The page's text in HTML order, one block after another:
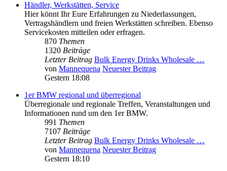
Händler, Werkstätten, Service
Hier könnt Ihr Eure Erfahrungen zu Niederlassungen,
Vertragshändlern und freien Werkstätten schreiben. Ebenso
Servicekosten mitteilen oder erfragen.
870 Themen
1320 Beiträge
Letzter Beitrag Bulk Energy Drinks Wholesale …
von Mannequena Neuester Beitrag
Gestern 18:08
1er BMW regional und überregional
Überregionale und regionale Treffen, Veranstaltungen und
Informationen rund um den 1er BMW.
991 Themen
7107 Beiträge
Letzter Beitrag Bulk Energy Drinks Wholesale …
von Mannequena Neuester Beitrag
Gestern 18:10